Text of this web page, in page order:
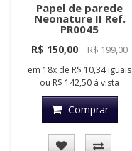
Papel de parede
Neonature II Ref.
PR0045
R$ 150,00 R$ 199,00
em 18x de R$ 10,34 iguais
ou R$ 142,50 à vista
Comprar